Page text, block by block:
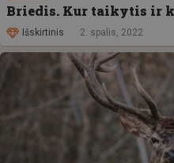
Briedis. Kur taikytis ir
Išskirtinis 2. spalis, 2022